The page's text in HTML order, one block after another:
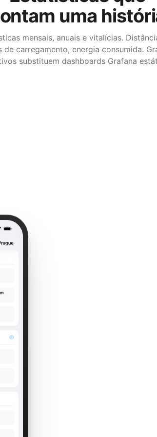
uma
mensais, anuais e vitalícias.
de carregamento, energia consumida.
substituem dashboards Grafana